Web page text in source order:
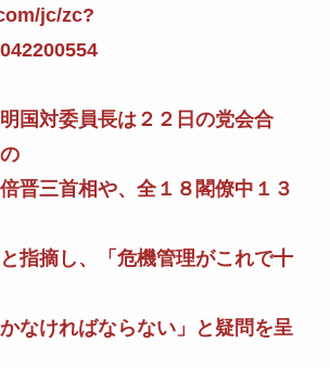
jc/zc?
国対委員長は２２日の党会合
晋三首相や、全１８閣僚中１３
指摘し、「危機管理がこれで十
なければならない」と疑問を呈